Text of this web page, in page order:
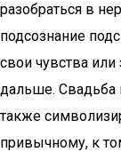
разобраться в
подсознание
свои чувства
дальше.
также
привычному, к